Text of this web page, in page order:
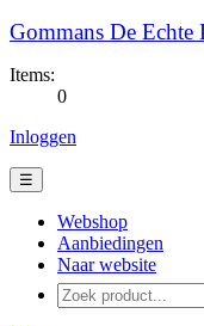
Gommans De Echte
Items:
0
Inloggen
☰
Webshop
Aanbiedingen
Naar website